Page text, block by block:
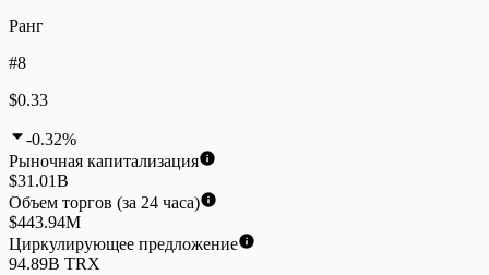
Ранг
#8
$0.33
-0.32%
Рыночная капитализация
$31.01B
Объем торгов (за 24 часа)
$443.94M
Циркулирующее предложение
94.89B TRX